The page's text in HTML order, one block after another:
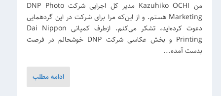
من Kazuhiko OCHI مدیر کل اجرایی شرکت DNP Photo
Marketing هستم. و از این‌که مرا برای شرکت در این گردهمایی
دعوت کرده‌اید، تشکر می‌کنم. ازطرف کمپانی Dai Nippon
Printing و بخش عکاسی شرکت DNP خوشحالم در فرصت
بدست آمده...
ادامه مطلب